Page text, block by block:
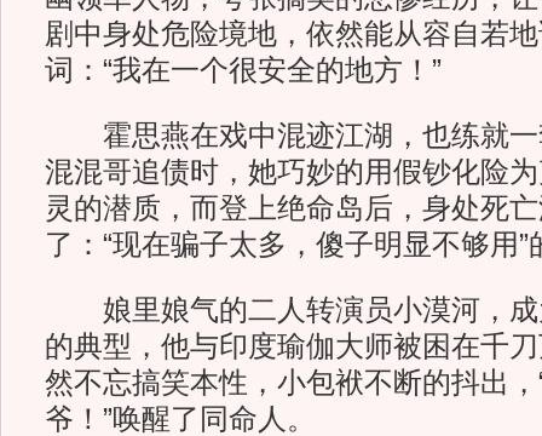
剧中身处危险境地，依然能从容自若
词：“我在一个很安全的地方！”
霍思燕在戏中混迹江湖，也练就一
混混哥追债时，她巧妙的用假钞化险
灵的潜质，而登上绝命岛后，身处死
了：“现在骗子太多，傻子明显不够用”
娘里娘气的二人转演员小漠河，成
的典型，他与印度瑜伽大师被困在千
然不忘搞笑本性，小包袱不断的抖出
爷！”唤醒了同命人。